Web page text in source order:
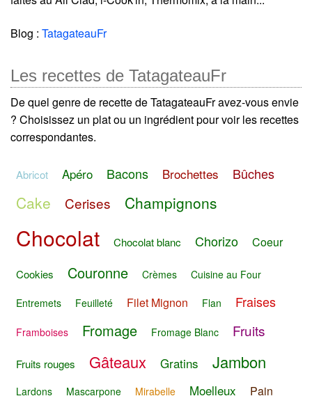
Blog : TatagateauFr
Les recettes de TatagateauFr
De quel genre de recette de TatagateauFr avez-vous envie
? Choisissez un plat ou un ingrédient pour voir les recettes
correspondantes.
Abricot Apéro Bacons Brochettes Bûches
Cake Cerises Champignons
Chocolat Chocolat blanc Chorizo Coeur
Cookies Couronne Crèmes Cuisine au Four
Entremets Feuilleté Filet Mignon Flan Fraises
Framboises Fromage Fromage Blanc Fruits
Fruits rouges Gâteaux Gratins Jambon
Lardons Mascarpone Mirabelle Moelleux Pain